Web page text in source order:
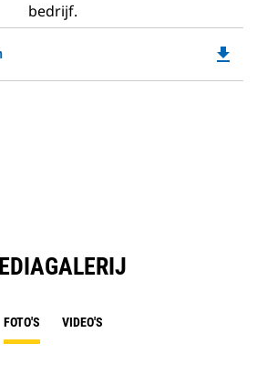
bedrijf.
file_download
FOTO'S VIDEO'S